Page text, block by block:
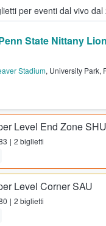
per eventi dal vivo dal
e
State Nittany
Stadium, University Park,
Level End Zone SHU
2 biglietti
Level Corner SAU
2 biglietti